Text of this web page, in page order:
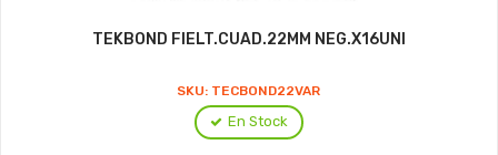
TEKBOND FIELT.CUAD.22MM NEG.X16UNI
SKU: TECBOND22VAR
En Stock